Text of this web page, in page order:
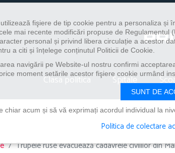
Clasa politica Spitale
Trupele ruse evacuează cadavrele civililor din
utilizează fişiere de tip cookie pentru a personaliza
mai recente modificări propuse de
personal și privind libera circulație a acestor
a citi și înțelege conținutul Politicii de Cookie.
navigării pe Website-ul nostru confirmi
moment setările acestor fişiere cookie urmând
SUNT DE
chiar acum și să vă exprimați acordul individual la
Politica de colectare